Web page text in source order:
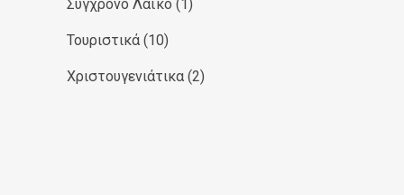
Σύγχρονο Λαϊκο (1)
Τουριστικά (10)
Χριστουγενιάτικα (2)